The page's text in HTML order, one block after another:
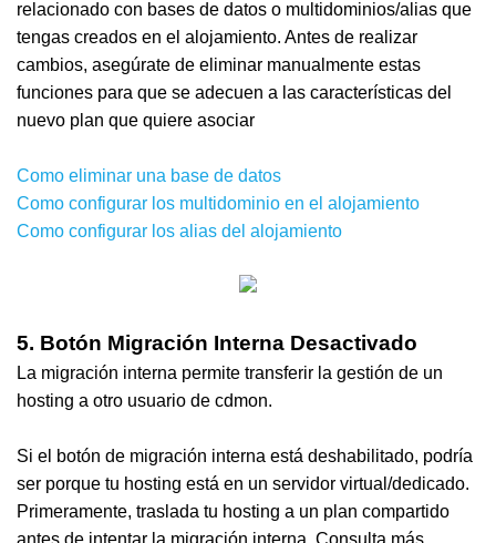
relacionado con bases de datos o multidominios/alias que
tengas creados en el alojamiento. Antes de realizar
cambios, asegúrate de eliminar manualmente estas
funciones para que se adecuen a las características del
nuevo plan que quiere asociar
Como eliminar una base de datos
Como configurar los multidominio en el alojamiento
Como configurar los alias del alojamiento
5. Botón Migración Interna Desactivado
La migración interna permite transferir la gestión de un
hosting a otro usuario de cdmon.
Si el botón de migración interna está deshabilitado, podría
ser porque tu hosting está en un servidor virtual/dedicado.
Primeramente, traslada tu hosting a un plan compartido
antes de intentar la migración interna. Consulta más